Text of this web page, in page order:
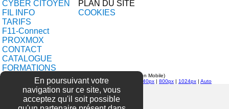
En poursuivant votre
navigation sur ce site, vous
acceptez qu'il soit possible
CYBER CITOYEN
FIL INFO
TARIFS
F11-Connect
PROXMOX
CONTACT
CATALOGUE
FORMATIONS
PLAN DU SITE
COOKIES
F11 - copyright 1997-2026 (version Mobile)
New Responsive Design -> Actu:508px |
640px | 800px | 1024px | Auto